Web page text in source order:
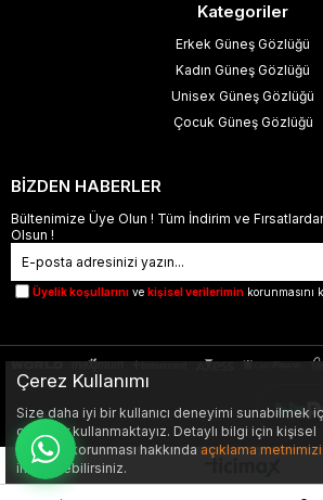
Kategoriler
Erkek Güneş Gözlüğü
Kadın Güneş Gözlüğü
Unisex Güneş Gözlüğü
Çocuk Güneş Gözlüğü
BİZDEN HABERLER
Bültenimize Üye Olun ! Tüm İndirim ve
Olsun !
Üyelik koşullarını ve kişisel verilerimin korunmasını
Çerez Kullanımı
Size daha iyi bir kullanıcı deneyimi sunabilmek
çerezler kullanmaktayız. Detaylı bilgi için kişisel
verilerin korunması hakkında açıklama metnimizi
inceleyebilirsiniz.